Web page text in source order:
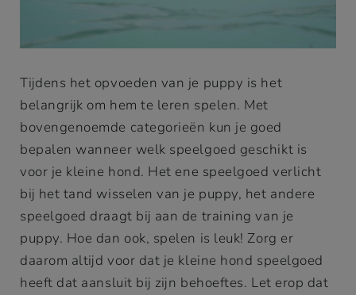
Tijdens het opvoeden van je puppy is het
belangrijk om hem te leren spelen. Met
bovengenoemde categorieën kun je goed
bepalen wanneer welk speelgoed geschikt is
voor je kleine hond. Het ene speelgoed verlicht
bij het tand wisselen van je puppy, het andere
speelgoed draagt bij aan de training van je
puppy. Hoe dan ook, spelen is leuk! Zorg er
daarom altijd voor dat je kleine hond speelgoed
heeft dat aansluit bij zijn behoeftes. Let erop dat